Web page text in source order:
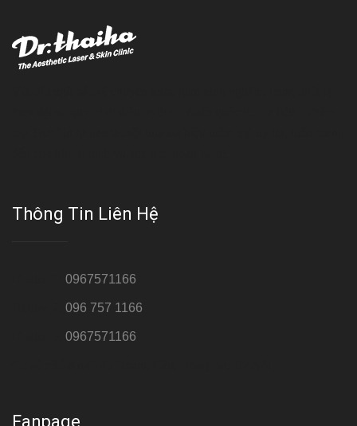
Thông Tin Liên Hệ
0967571166
096 757 1166
0967571166
Fanpage